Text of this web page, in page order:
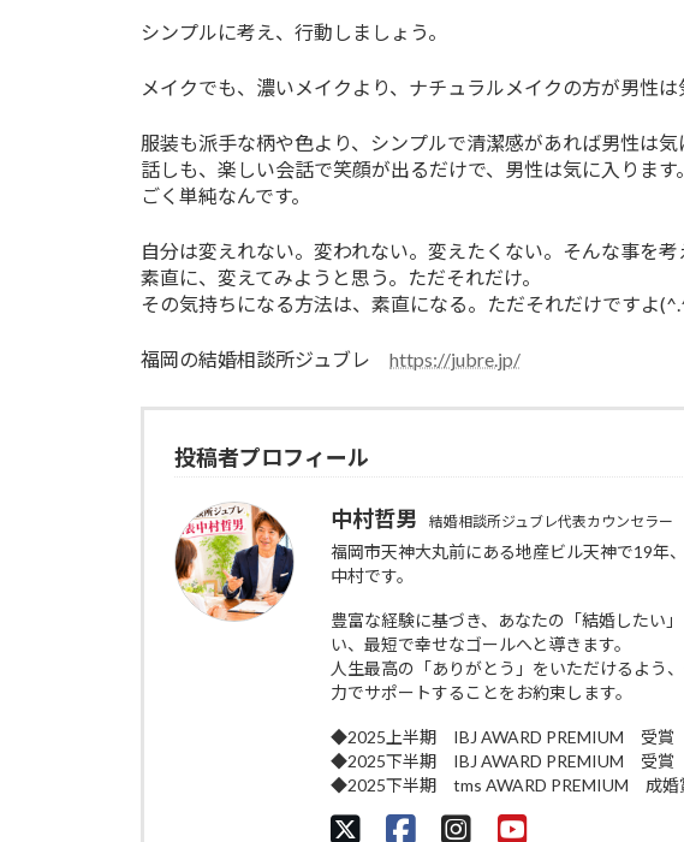
シンプルに考え、行動しましょう。
メイクでも、濃いメイクより、ナチュラルメイクの方が男性は
服装も派手な柄や色より、シンプルで清潔感があれば男性は気
話しも、楽しい会話で笑顔が出るだけで、男性は気に入ります
ごく単純なんです。
自分は変えれない。変われない。変えたくない。そんな事を考
素直に、変えてみようと思う。ただそれだけ。
その気持ちになる方法は、素直になる。ただそれだけですよ
福岡の結婚相談所ジュブレ https://jubre.jp/
投稿者プロフィール
中村哲男 結婚相談所ジュブレ代表カウンセラー
福岡市天神大丸前にある地産ビル天神で19年
中村です。
豊富な経験に基づき、あなたの「結婚したい
い、最短で幸せなゴールへと導きます。
人生最高の「ありがとう」をいただけるよう
力でサポートすることをお約束します。
◆2025上半期 IBJ AWARD PREMIUM 受賞
◆2025下半期 IBJ AWARD PREMIUM 受賞
◆2025下半期 tms AWARD PREMIUM 成婚